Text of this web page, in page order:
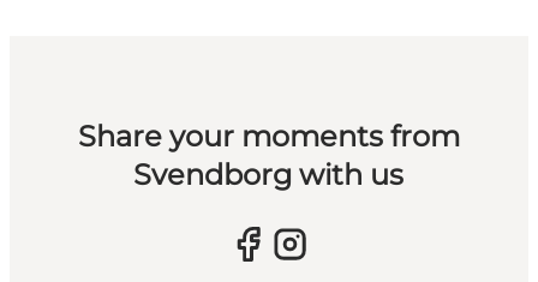
Share your moments from
Svendborg with us